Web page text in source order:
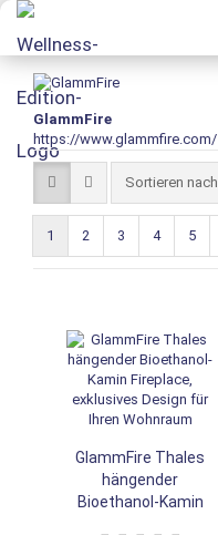
GlammFire
https://www.glammfire.com/
Sortieren nach
1 2 3 4 5
GlammFire Thales
hängender
Bioethanol-Kamin